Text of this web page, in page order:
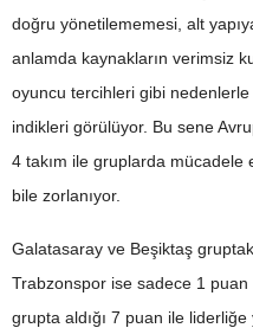
doğru yönetilememesi, alt
anlamda kaynakların verimsiz
oyuncu tercihleri gibi nedenlerle
indikleri görülüyor. Bu sene
4 takım ile gruplarda mücadele
bile zorlanıyor.
Galatasaray ve Beşiktaş
Trabzonspor ise sadece 1
grupta aldığı 7 puan ile